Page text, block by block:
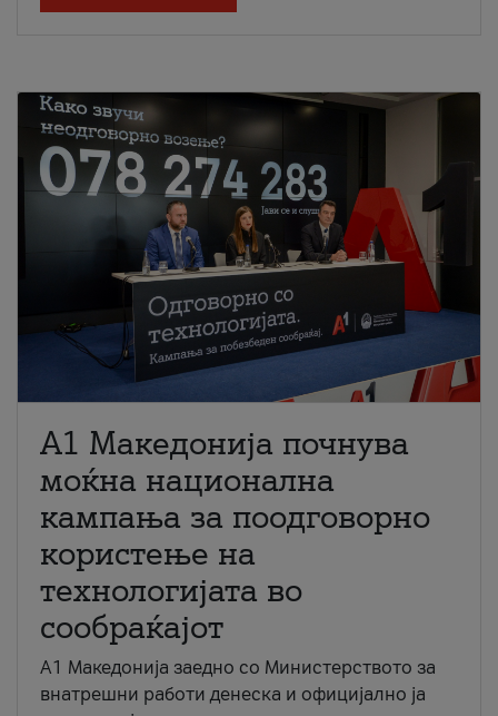
A1 Македонија почнува
моќна национална
кампања за поодговорно
користење на
технологијата во
сообраќајот
A1 Македонија заедно со Министерството за
внатрешни работи денеска и официјално ја